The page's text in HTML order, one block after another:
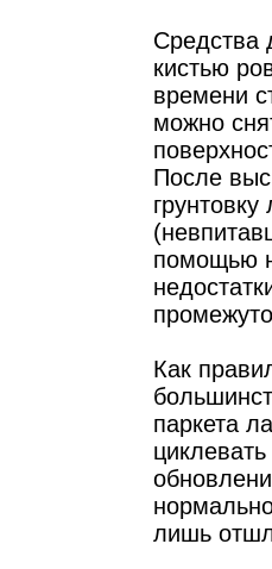
Средства
кистью
времени
можно
После
помощью
Как
паркета
лишь